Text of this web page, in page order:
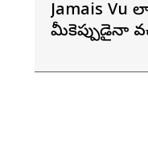
Jamais Vu
మీకెప్పుడైనా